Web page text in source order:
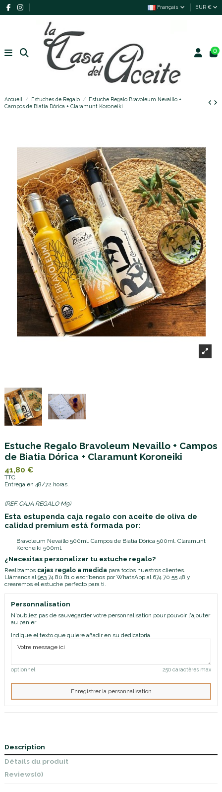
Français EUR €
0
Accueil Estuches de Regalo
Estuche Regalo Bravoleum Nevaillo +
Campos de Biatia Dórica + Claramunt Koroneiki
Estuche Regalo Bravoleum Nevaillo + Campos
de Biatia Dórica + Claramunt Koroneiki
41,80 €
TTC
Entrega en 48/72 horas.
(REF. CAJA REGALO M9)
Esta estupenda caja regalo con aceite de oliva de
calidad premium está formada por:
Bravoleum Nevaillo 500ml. Campos de Biatia Dórica 500ml. Claramunt
Koroneiki 500ml.
¿Necesitas personalizar tu estuche regalo?
Realizamos cajas regalo a medida para todos nuestros clientes.
Llámanos al953 74 80 81 o escríbenos porWhatsApp al 674 70 55 48 y
crearemos el estuche perfecto para ti.
Personnalisation
N'oubliez pas de sauvegarder votre personnalisation pour pouvoir l'ajouter
au panier
Indique el texto que quiere añadir en su dedicatoria.
optionnel 250 caractères max
Enregistrer la personnalisation
Description
Détails du produit
Reviews(0)